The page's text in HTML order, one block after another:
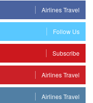
Airlines Travel
Follow Us
Subscribe
Airlines Travel
Airlines Travel